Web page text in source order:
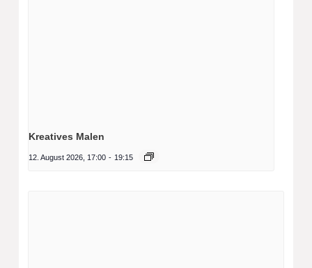
Kreatives Malen
12. August 2026, 17:00 - 19:15